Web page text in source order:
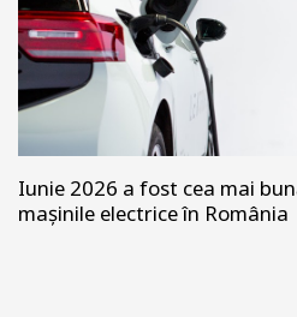
Iunie 2026 a fost cea mai
mașinile electrice în România